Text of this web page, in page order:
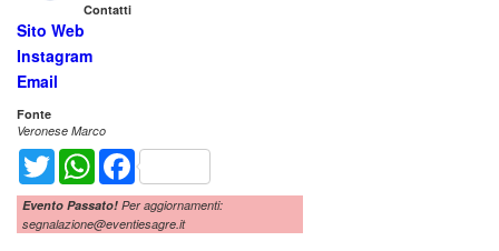
Contatti
Sito Web
Instagram
Email
Fonte
Veronese Marco
Twitter WhatsAppFacebook
Evento Passato! Per aggiornamenti:
segnalazione@eventiesagre.it